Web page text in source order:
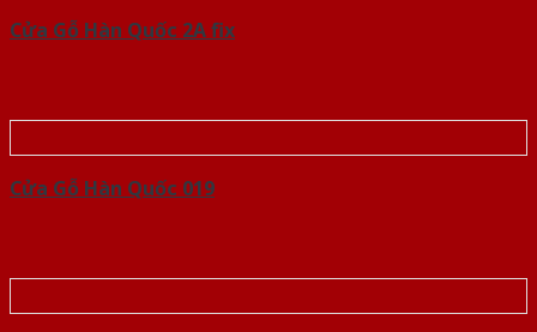
Cửa Gỗ Hàn Quốc 2A fix
Cửa Gỗ Hàn Quốc 019